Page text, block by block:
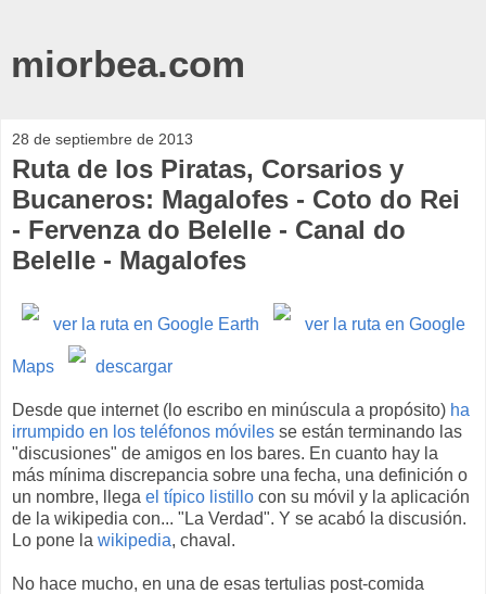
miorbea.com
28 de septiembre de 2013
Ruta de los Piratas, Corsarios y
Bucaneros: Magalofes - Coto do Rei
- Fervenza do Belelle - Canal do
Belelle - Magalofes
ver la ruta en Google Earth ver la ruta en Google
Maps descargar
Desde que internet (lo escribo en minúscula a propósito) ha
irrumpido en los teléfonos móviles se están terminando las
"discusiones" de amigos en los bares. En cuanto hay la
más mínima discrepancia sobre una fecha, una definición o
un nombre, llega el típico listillo con su móvil y la aplicación
de la wikipedia con... "La Verdad". Y se acabó la discusión.
Lo pone la wikipedia, chaval.
No hace mucho, en una de esas tertulias post-comida